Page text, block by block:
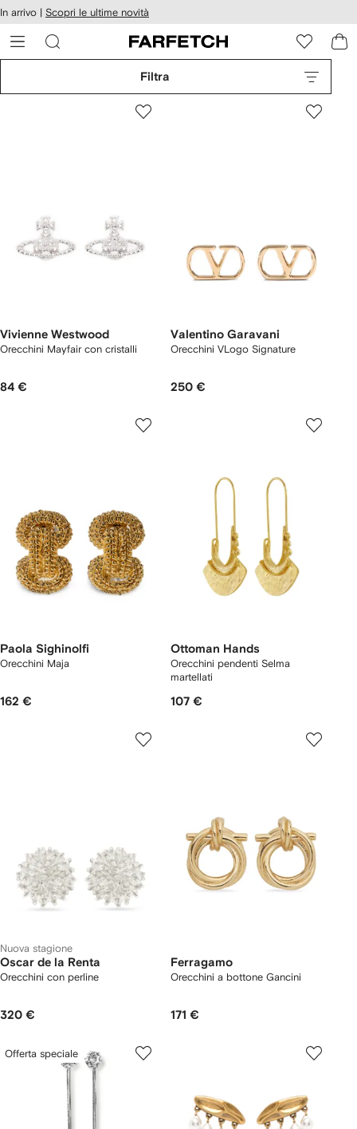
ai
In arrivo | Scopri le ultime novità
Filtra
Vivienne Westwood
Orecchini Mayfair con cristalli
84 €
Valentino Garavani
Orecchini VLogo Signature
250 €
Paola Sighinolfi
Orecchini Maja
162 €
Ottoman Hands
Orecchini pendenti Selma
martellati
107 €
Nuova stagione
Oscar de la Renta
Orecchini con perline
320 €
Ferragamo
Orecchini a bottone Gancini
171 €
Offerta speciale